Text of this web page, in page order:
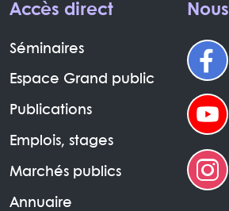
Accès direct
Séminaires
Espace Grand public
Publications
Emplois, stages
Marchés publics
Annuaire